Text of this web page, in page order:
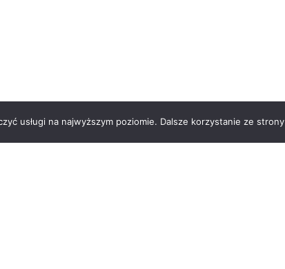
usługi na najwyższym poziomie. Dalsze korzystanie ze